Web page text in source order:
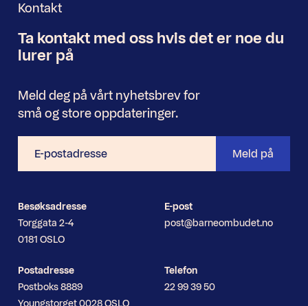
Kontakt
Nyhetsbrev
Ta kontakt med oss hvis det er noe du
lurer på
Meld deg på vårt nyhetsbrev for
små og store oppdateringer.
postadresse
Meld på
Besøksadresse
Torggata 2-4
0181 OSLO
Postadresse
Postboks 8889
E-post
post@barneombudet.no
Telefon
22 99 39 50